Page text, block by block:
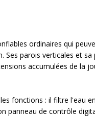
ordinaires qui
parois verticales et
accumulées de la
fonctions : il filtre l'eau
panneau de contrôle